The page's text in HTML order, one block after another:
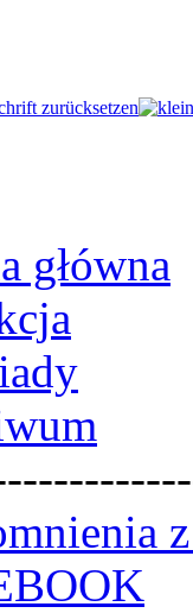
główna